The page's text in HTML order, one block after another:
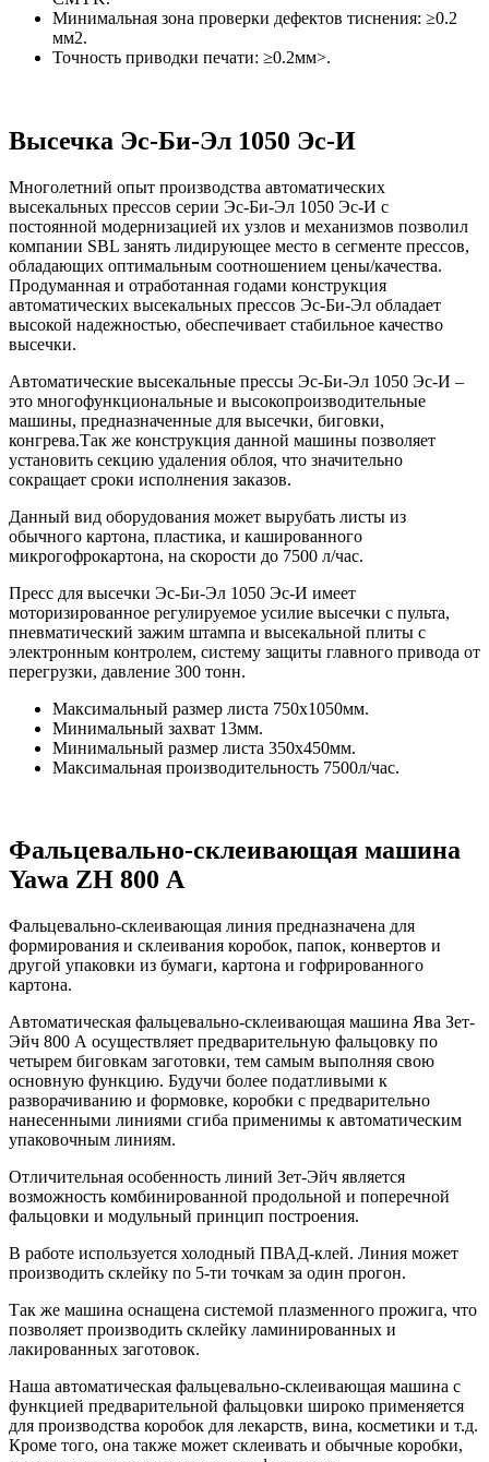
Минимальная зона проверки дефектов тиснения: ≥0.2
мм2.
Точность приводки печати: ≥0.2мм>.
Высечка Эс-Би-Эл 1050 Эс-И
Многолетний опыт производства автоматических
высекальных прессов серии Эс-Би-Эл 1050 Эс-И с
постоянной модернизацией их узлов и механизмов позволил
компании SBL занять лидирующее место в сегменте прессов,
обладающих оптимальным соотношением цены/качества.
Продуманная и отработанная годами конструкция
автоматических высекальных прессов Эс-Би-Эл обладает
высокой надежностью, обеспечивает стабильное качество
высечки.
Автоматические высекальные прессы Эс-Би-Эл 1050 Эс-И –
это многофункциональные и высокопроизводительные
машины, предназначенные для высечки, биговки,
конгрева.Так же конструкция данной машины позволяет
установить секцию удаления облоя, что значительно
сокращает сроки исполнения заказов.
Данный вид оборудования может вырубать листы из
обычного картона, пластика, и кашированного
микрогофрокартона, на скорости до 7500 л/час.
Пресс для высечки Эс-Би-Эл 1050 Эс-И имеет
моторизированное регулируемое усилие высечки с пульта,
пневматический зажим штампа и высекальной плиты с
электронным контролем, систему защиты главного привода от
перегрузки, давление 300 тонн.
Максимальный размер листа 750х1050мм.
Минимальный захват 13мм.
Минимальный размер листа 350х450мм.
Максимальная производительность 7500л/час.
Фальцевально-склеивающая машина
Yawa ZH 800 А
Фальцевально-склеивающая линия предназначена для
формирования и склеивания коробок, папок, конвертов и
другой упаковки из бумаги, картона и гофрированного
картона.
Автоматическая фальцевально-склеивающая машина Ява Зет-
Эйч 800 А осуществляет предварительную фальцовку по
четырем биговкам заготовки, тем самым выполняя свою
основную функцию. Будучи более податливыми к
разворачиванию и формовке, коробки с предварительно
нанесенными линиями сгиба применимы к автоматическим
упаковочным линиям.
Отличительная особенность линий Зет-Эйч является
возможность комбинированной продольной и поперечной
фальцовки и модульный принцип построения.
В работе используется холодный ПВАД-клей. Линия может
производить склейку по 5-ти точкам за один прогон.
Так же машина оснащена системой плазменного прожига, что
позволяет производить склейку ламинированных и
лакированных заготовок.
Наша автоматическая фальцевально-склеивающая машина с
функцией предварительной фальцовки широко применяется
для производства коробок для лекарств, вина, косметики и т.д.
Кроме того, она также может склеивать и обычные коробки,